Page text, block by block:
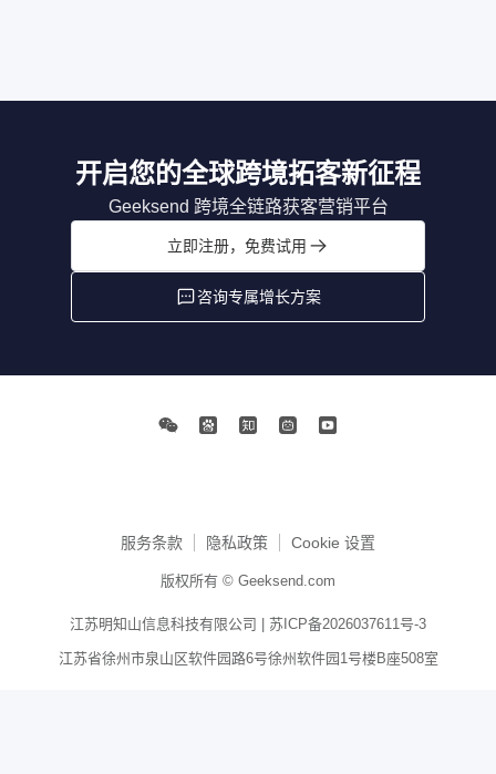
开启您的全球跨境拓客新征程
Geeksend 跨境全链路获客营销平台
立即注册，免费试用
咨询专属增长方案
服务条款 隐私政策 Cookie 设置
版权所有 © Geeksend.com
江苏明知山信息科技有限公司 | 苏ICP备2026037611号-3
江苏省徐州市泉山区软件园路6号徐州软件园1号楼B座508室